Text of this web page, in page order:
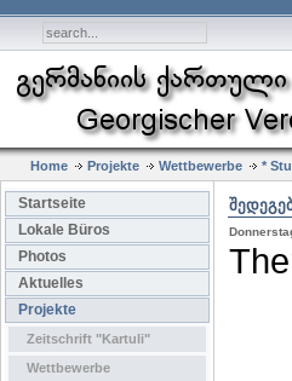
Home Projekte Wettbewerbe *
Startseite
Lokale Büros
Photos
Aktuelles
Projekte
Zeitschrift "Kartuli"
Wettbewerbe